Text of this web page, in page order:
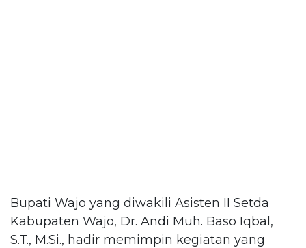
Bupati Wajo yang diwakili Asisten II Setda
Kabupaten Wajo, Dr. Andi Muh. Baso Iqbal,
S.T., M.Si., hadir memimpin kegiatan yang